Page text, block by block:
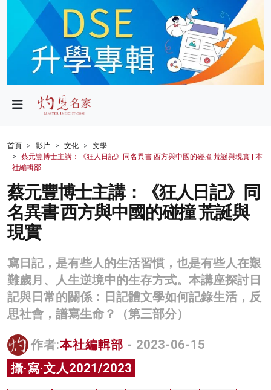
政局
財經
生活
健康
商業
科技
影片
名家榜
灼見活動
關於我們
首頁 影片 文化
文學
蔡元豐博士主講：《狂人日記》同名異書 西方與中國的碰撞 荒誕與現實 | 本
社編輯部
蔡元豐博士主講：《狂人日記》同
名異書 西方與中國的碰撞 荒誕與
現實
寫日記，是有些人的生活習慣，也是有些人在艱
難歲月、人生逆境中的生存方式。本講座探討日
記與日常的關係：日記體文學如何記錄生活，反
思社會，譜寫生命？（第三部分）
作者:本社編輯部 - 2023-06-15
攝·寫·文人2021/2023